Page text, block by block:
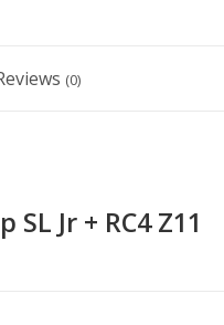
(0)
Jr + RC4 Z11